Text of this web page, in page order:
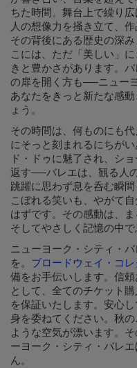
ちた時間。舞台上で繰り
人の想像力を掻き立て、
その背後にある歴史の深
こには、ただ「美しい」
きと豊かさがあります。
の扉を開く方も──ニュー
あなたをきっと新たな感
ょう。
その時間は、何ものにも
にそっと刻まれるにちが
ド・ドゥに魅了され、シ
返す──バレエは、観る人
跳躍に思わず息を呑む瞬
こぼれる笑いも、やがて
はずです。その感動は、
そしてやさしく記憶の中で
ニューヨーク・シティ・
を。 ブロードウェイ・コ
備をお手伝いします。信
として、全てのチケット
を保証いたします。安心
身を委ねてください。秋
ような空気が漂います。
ーヨーク・シティ・バレ
ん。